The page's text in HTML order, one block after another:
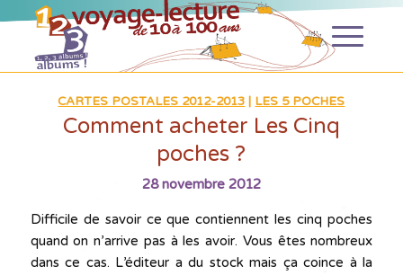
CARTES POSTALES 2012-2013 LES 5 POCHES
Comment acheter Les Cinq
poches ?
28 novembre 2012
Difficile de savoir ce que contiennent les cinq poches
quand on n’arrive pas à les avoir. Vous êtes nombreux
dans ce cas. L’éditeur a du stock mais ça coince à la